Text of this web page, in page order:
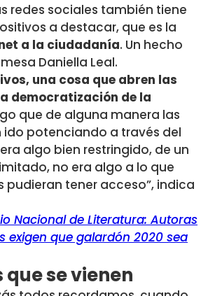
redes sociales también tiene
a destacar, que es la
a la ciudadanía. Un hecho
Daniella Leal.
una cosa que abren las
democratización de la
que de alguna manera las
ido potenciando a través del
algo bien restringido, de un
no era algo a lo que
pudieran tener acceso”, indica
Nacional de Literatura: Autoras
exigen que galardón 2020 sea
se vienen